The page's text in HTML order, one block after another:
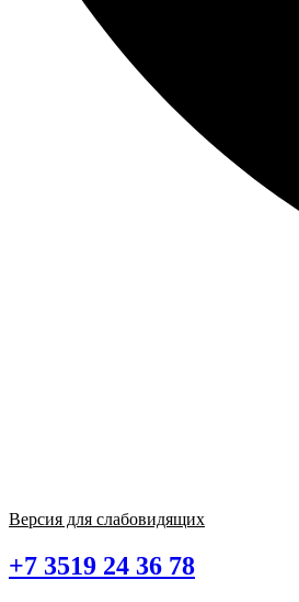
Версия для слабовидящих
+7 3519 24 36 78